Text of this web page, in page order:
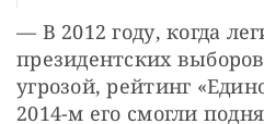
— В 2012 году, когда
президентских
угрозой, рейтинг
2014-м его смогли